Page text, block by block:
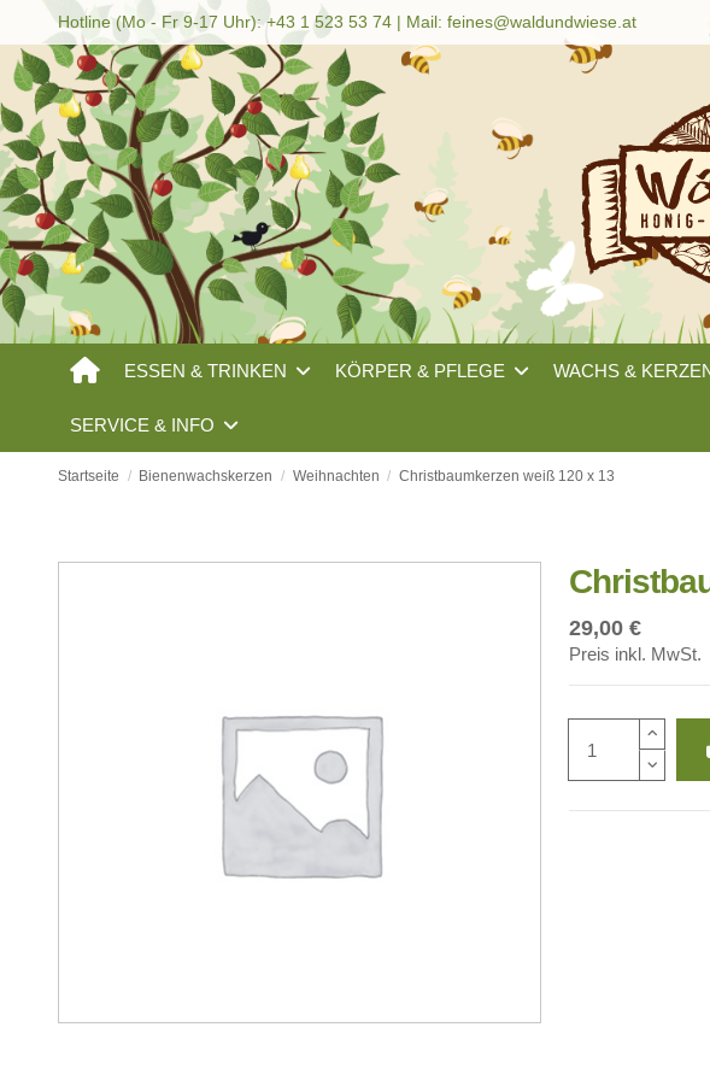
Hotline (Mo - Fr 9-17 Uhr): +43 1 523 53 74 | Mail:feines@waldundwiese.at
ESSEN & TRINKEN KÖRPER & PFLEGE WACHS &
SERVICE & INFO
Startseite Bienenwachskerzen Weihnachten Christbaumkerzen weiß 120 x 13
29,00 €
Preis inkl. MwSt.